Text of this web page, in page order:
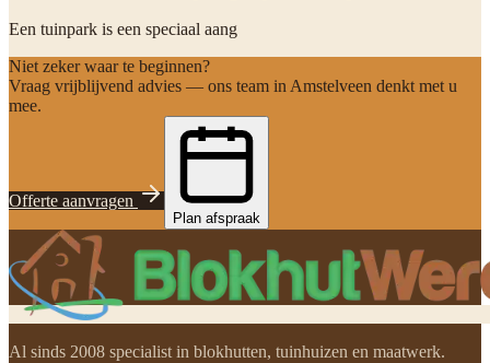
Een tuinpark is een speciaal aang
Niet zeker waar te beginnen?
Vraag vrijblijvend advies — ons team in Amstelveen denkt met u
mee.
Offerte aanvragen
Plan afspraak
Al sinds 2008 specialist in blokhutten, tuinhuizen en maatwerk.